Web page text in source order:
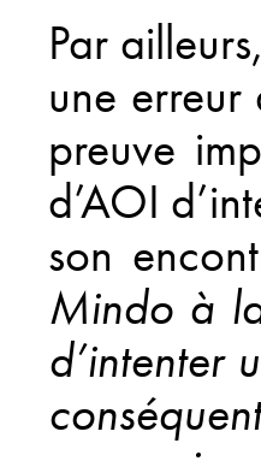
Par
une
preuve
d’AOI
son
Mindo à
d’intenter